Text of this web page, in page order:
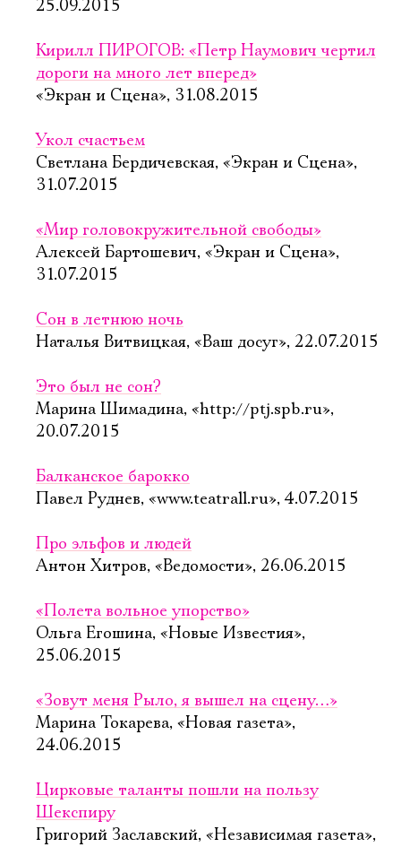
25.09.2015
Кирилл ПИРОГОВ: «Петр Наумович чертил
дороги на много лет вперед»
«Экран и Сцена», 31.08.2015
Укол счастьем
Светлана Бердичевская, «Экран и Сцена»,
31.07.2015
«Мир головокружительной свободы»
Алексей Бартошевич, «Экран и Сцена»,
31.07.2015
Сон в летнюю ночь
Наталья Витвицкая, «Ваш досуг», 22.07.2015
Это был не сон?
Марина Шимадина, «http://ptj.spb.ru»,
20.07.2015
Балканское барокко
Павел Руднев, «www.teatrall.ru», 4.07.2015
Про эльфов и людей
Антон Хитров, «Ведомости», 26.06.2015
«Полета вольное упорство»
Ольга Егошина, «Новые Известия»,
25.06.2015
«Зовут меня Рыло, я вышел на сцену…»
Марина Токарева, «Новая газета»,
24.06.2015
Цирковые таланты пошли на пользу
Шекспиру
Григорий Заславский, «Независимая газета»,